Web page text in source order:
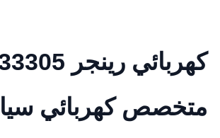
متخصص كهربائي